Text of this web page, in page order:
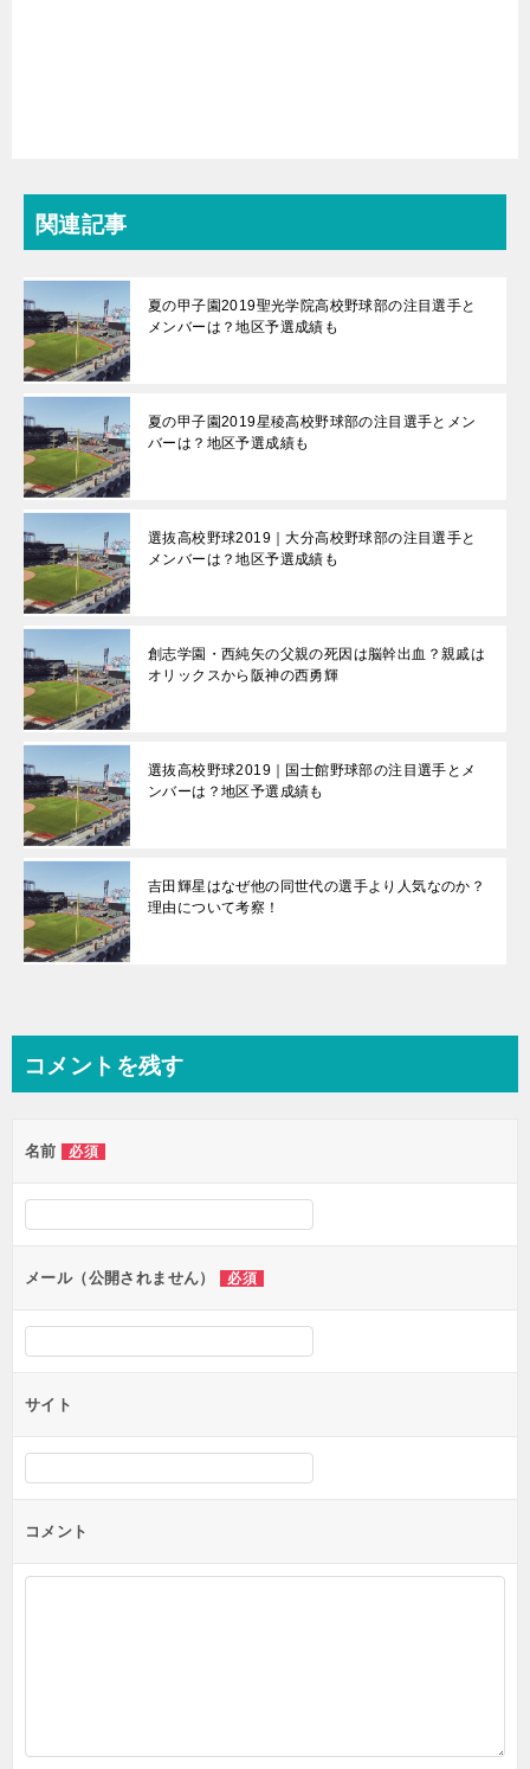
関連記事
夏の甲子園2019聖光学院高校野球部の注目選手と
メンバーは？地区予選成績も
夏の甲子園2019星稜高校野球部の注目選手とメン
バーは？地区予選成績も
選抜高校野球2019｜大分高校野球部の注目選手と
メンバーは？地区予選成績も
創志学園・西純矢の父親の死因は脳幹出血？親戚は
オリックスから阪神の西勇輝
選抜高校野球2019｜国士館野球部の注目選手とメ
ンバーは？地区予選成績も
吉田輝星はなぜ他の同世代の選手より人気なのか？
理由について考察！
コメントを残す
名前 必須
メール（公開されません） 必須
サイト
コメント